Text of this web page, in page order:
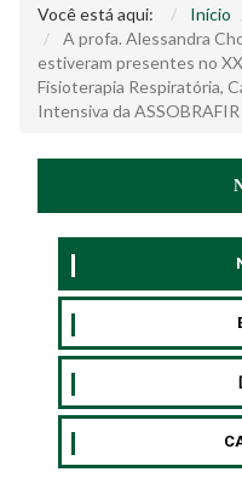
Você está aqui: Início
A profa. Alessandra
estiveram presentes no
Fisioterapia Respiratória,
Intensiva da ASSOBRAFIR